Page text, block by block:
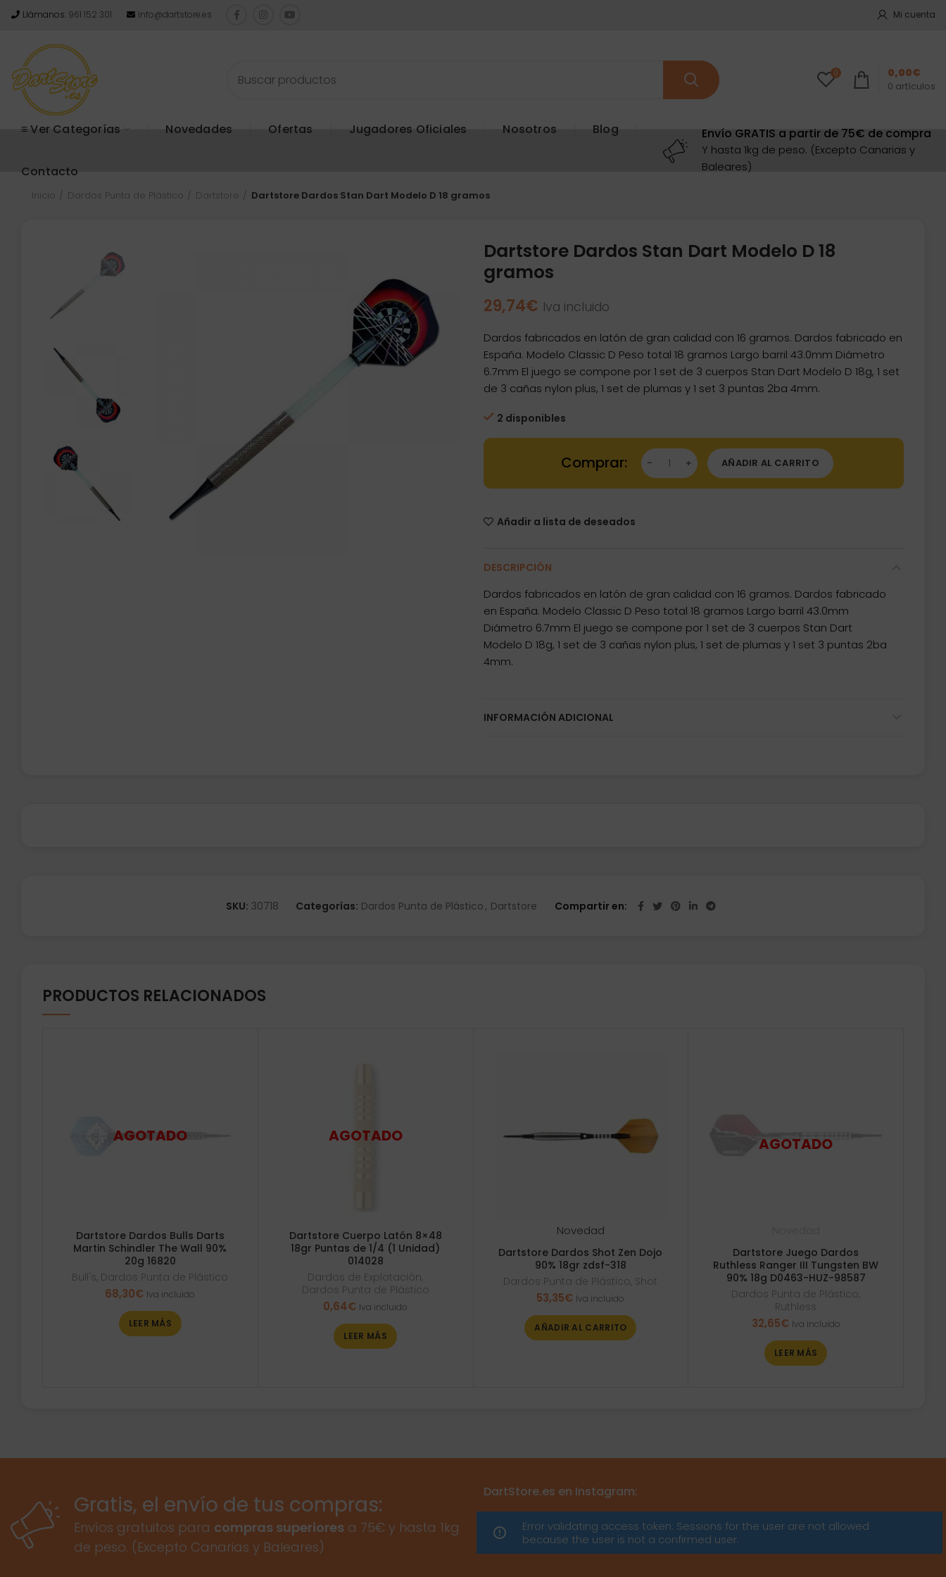
Llámanos: 961 152 301 info@dartstore.es Mi cuenta
0
0 artículos
0,00€
≡ Ver Categorías Novedades Ofertas Jugadores Oficiales Nosotros Blog
Contacto
Envío GRATIS a partir de 75€ de compra
Y hasta 1kg de peso. (Excepto Canarias y
Baleares)
Inicio Dardos Punta de Plástico Dartstore Dartstore Dardos Stan Dart Modelo D 18 gramos
Dartstore Dardos Stan Dart Modelo D 18
gramos
29,74€ Iva incluido
Dardos fabricados en latón de gran calidad con 16 gramos. Dardos fabricado en
España. Modelo Classic D Peso total 18 gramos Largo barril 43.0mm Diámetro
6.7mm El juego se compone por 1 set de 3 cuerpos Stan Dart Modelo D 18g, 1 set
de 3 cañas nylon plus, 1 set de plumas y 1 set 3 puntas 2ba 4mm.
2 disponibles
Dartstore Dardos Stan Dart Modelo D 18 gramos cantidad
AÑADIR AL CARRITO
Añadir a lista de deseados
DESCRIPCIÓN
Dardos fabricados en latón de gran calidad con 16 gramos. Dardos fabricado
en España. Modelo Classic D Peso total 18 gramos Largo barril 43.0mm
Diámetro 6.7mm El juego se compone por 1 set de 3 cuerpos Stan Dart
Modelo D 18g, 1 set de 3 cañas nylon plus, 1 set de plumas y 1 set 3 puntas 2ba
4mm.
INFORMACIÓN ADICIONAL
SKU: 30718 Categorías: Dardos Punta de Plástico, Dartstore Compartir en
PRODUCTOS RELACIONADOS
Dartstore Dardos Bulls Darts
Martin Schindler The Wall 90%
20g 16820
Bull's, Dardos Punta de Plástico
68,30€ Iva incluido
LEER MÁS
Dartstore Cuerpo Latón 8×48
18gr Puntas de 1/4 (1 Unidad)
014028
Dardos de Explotación,
Dardos Punta de Plástico
0,64€ Iva incluido
LEER MÁS
Novedad
Dartstore Dardos Shot Zen Dojo
90% 18gr zdsf-318
Dardos Punta de Plástico, Shot
53,35€ Iva incluido
AÑADIR AL CARRITO
Dartstore Juego Dardos
Ruthless Ranger III Tungsten BW
90% 18g D0463-HUZ-98587
Dardos Punta de Plástico,
Ruthless
32,65€ Iva incluido
LEER MÁS
Gratis, el envío de tus compras:
Envíos gratuitos para compras superiores a 75€ y hasta 1kg
de peso. (Excepto Canarias y Baleares)
DartStore.es en Instagram:
Error validating access token: Sessions for the user are not allowed
because the user is not a confirmed user.